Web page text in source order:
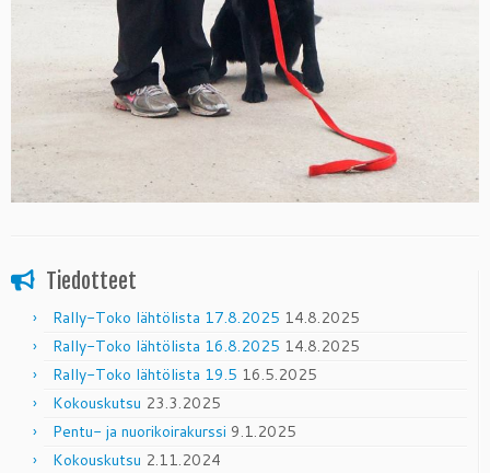
Tiedotteet
Rally-Toko lähtölista 17.8.2025 14.8.2025
Rally-Toko lähtölista 16.8.2025 14.8.2025
Rally-Toko lähtölista 19.5 16.5.2025
Kokouskutsu 23.3.2025
Pentu- ja nuorikoirakurssi 9.1.2025
Kokouskutsu 2.11.2024